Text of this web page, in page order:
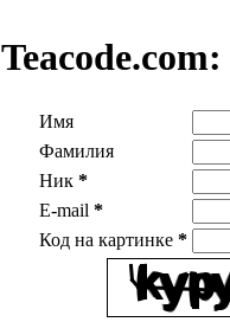
Teacode.com:
Имя
Фамилия
Ник *
E-mail *
Код на картинке *